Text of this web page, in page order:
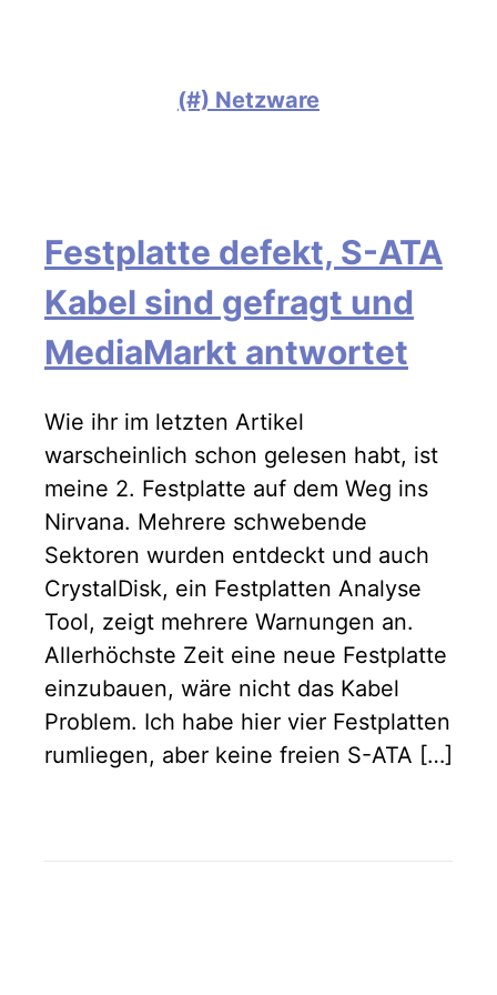
(#) Netzware
Festplatte defekt, S-ATA
Kabel sind gefragt und
MediaMarkt antwortet
Wie ihr im letzten Artikel
warscheinlich schon gelesen habt, ist
meine 2. Festplatte auf dem Weg ins
Nirvana. Mehrere schwebende
Sektoren wurden entdeckt und auch
CrystalDisk, ein Festplatten Analyse
Tool, zeigt mehrere Warnungen an.
Allerhöchste Zeit eine neue Festplatte
einzubauen, wäre nicht das Kabel
Problem. Ich habe hier vier Festplatten
rumliegen, aber keine freien S-ATA […]